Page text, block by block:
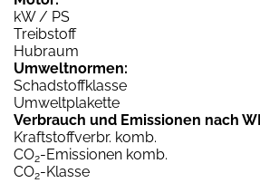
kW / PS
Treibstoff
Hubraum
Umweltnormen:
Schadstoffklasse
Umweltplakette
Verbrauch und Emissionen nach
Kraftstoffverbr. komb.
CO2-Emissionen komb.
CO2-Klasse